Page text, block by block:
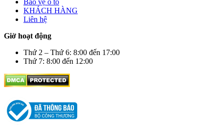
Bảo vệ ô tô
KHÁCH HÀNG
Liên hệ
Giờ hoạt động
Thứ 2 – Thứ 6: 8:00 đến 17:00
Thứ 7: 8:00 đến 12:00